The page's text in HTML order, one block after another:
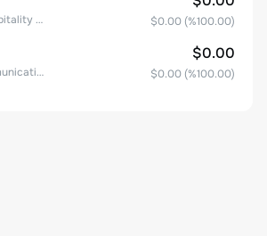
Apple Hospitality REIT, Inc. $0.00 (%100.00)
SBA Communications Corp
$0.00
$0.00 (%100.00)